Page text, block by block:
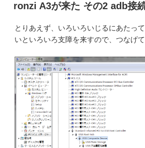
日:
ronzi A3が来た その2 adb接
とりあえず、いろいろいじるにあたっ
いといろいろ支障を来すので、つなげ